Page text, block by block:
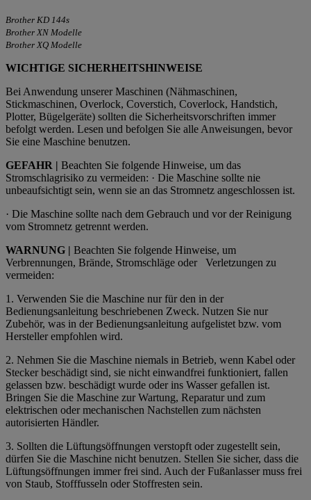
Brother KD 144s
Brother XN Modelle
Brother XQ Modelle
WICHTIGE SICHERHEITSHINWEISE
Bei Anwendung unserer Maschinen (Nähmaschinen,
Stickmaschinen, Overlock, Coverstich, Coverlock, Handstich,
Plotter, Bügelgeräte) sollten die Sicherheitsvorschriften immer
befolgt werden. Lesen und befolgen Sie alle Anweisungen, bevor
Sie eine Maschine benutzen.
GEFAHR | Beachten Sie folgende Hinweise, um das
Stromschlagrisiko zu vermeiden: · Die Maschine sollte nie
unbeaufsichtigt sein, wenn sie an das Stromnetz angeschlossen ist.
· Die Maschine sollte nach dem Gebrauch und vor der Reinigung
vom Stromnetz getrennt werden.
WARNUNG | Beachten Sie folgende Hinweise, um
Verbrennungen, Brände, Stromschläge oder
Verletzungen zu
vermeiden:
1. Verwenden Sie die Maschine nur für den in der
Bedienungsanleitung beschriebenen Zweck. Nutzen Sie nur
Zubehör, was in der Bedienungsanleitung aufgelistet bzw. vom
Hersteller empfohlen wird.
2. Nehmen Sie die Maschine niemals in Betrieb, wenn Kabel oder
Stecker beschädigt sind, sie nicht einwandfrei funktioniert, fallen
gelassen bzw. beschädigt wurde oder ins Wasser gefallen ist.
Bringen Sie die Maschine zur Wartung, Reparatur und zum
elektrischen oder mechanischen Nachstellen zum nächsten
autorisierten Händler.
3. Sollten die Lüftungsöffnungen verstopft oder zugestellt sein,
dürfen Sie die Maschine nicht benutzen. Stellen Sie sicher, dass die
Lüftungsöffnungen immer frei sind. Auch der Fußanlasser muss frei
von Staub, Stofffusseln oder Stoffresten sein.